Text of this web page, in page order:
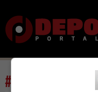
#tag: Juraj